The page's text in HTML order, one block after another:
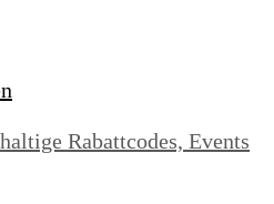
Rabattcodes, Events